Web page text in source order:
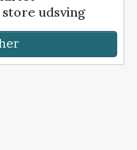
udsving